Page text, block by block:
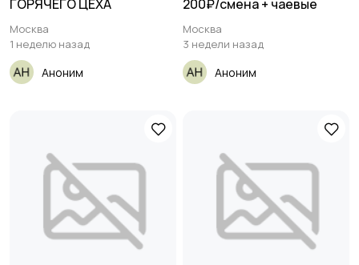
ГОРЯЧЕГО ЦЕХА
Москва
1 неделю назад
Аноним
200₽/смена + чаевые
Москва
3 недели назад
Аноним